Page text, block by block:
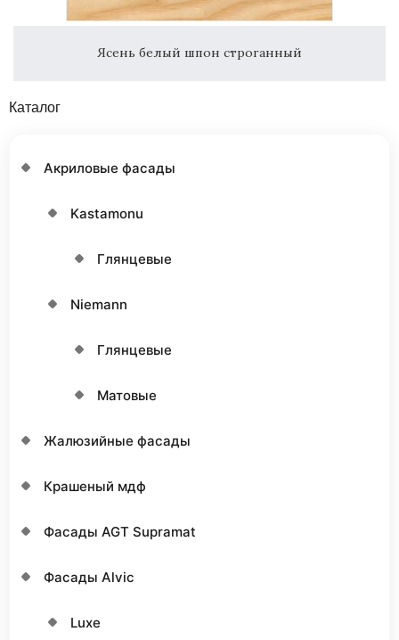
Ясень белый шпон строганный
Каталог
Акриловые фасады
Kastamonu
Глянцевые
Niemann
Глянцевые
Матовые
Жалюзийные фасады
Крашеный мдф
Фасады AGT Supramat
Фасады Alvic
Luxe